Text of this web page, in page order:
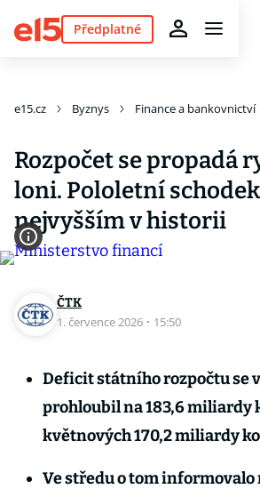
Předplatné
e15.cz Byznys Finance a bankovnictví
Rozpočet se propadá
loni. Pololetní
nejvyšším v historii
ČTK
1. července 2026 · 15:50
Deficit státního rozpočtu se
prohloubil na 183,6 miliardy
květnových 170,2 miliardy
Ve středu o tom